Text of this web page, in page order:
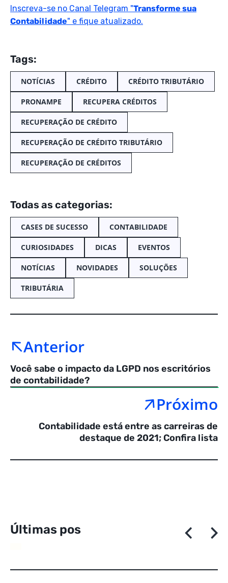
Inscreva-se no Canal Telegram "Transforme sua
Contabilidade" e fique atualizado.
Tags:
NOTÍCIAS CRÉDITO CRÉDITO TRIBUTÁRIO
PRONAMPE RECUPERA CRÉDITOS
RECUPERAÇÃO DE CRÉDITO
RECUPERAÇÃO DE CRÉDITO TRIBUTÁRIO
RECUPERAÇÃO DE CRÉDITOS
Todas as categorias:
CASES DE SUCESSO CONTABILIDADE
CURIOSIDADES DICAS EVENTOS
NOTÍCIAS NOVIDADES SOLUÇÕES
TRIBUTÁRIA
Anterior
Você sabe o impacto da LGPD nos escritórios
de contabilidade?
Próximo
Contabilidade está entre as carreiras de
destaque de 2021; Confira lista
Últimas pos